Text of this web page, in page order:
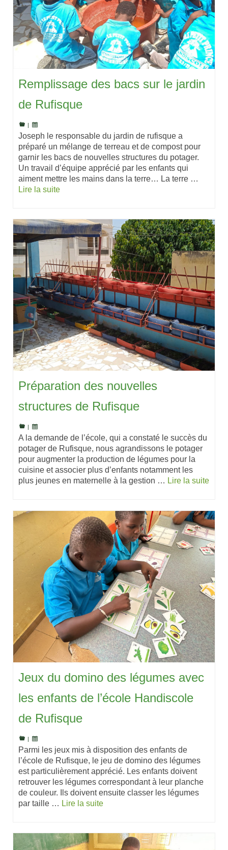
Remplissage des bacs sur le jardin
de Rufisque
Joseph le responsable du jardin de rufisque a
préparé un mélange de terreau et de compost pour
garnir les bacs de nouvelles structures du potager.
Un travail d’équipe apprécié par les enfants qui
aiment mettre les mains dans la terre… La terre …
Lire la suite
Préparation des nouvelles
structures de Rufisque
A la demande de l’école, qui a constaté le succès du
potager de Rufisque, nous agrandissons le potager
pour augmenter la production de légumes pour la
cuisine et associer plus d’enfants notamment les
plus jeunes en maternelle à la gestion … Lire la suite
Jeux du domino des légumes avec
les enfants de l’école Handiscole
de Rufisque
Parmi les jeux mis à disposition des enfants de
l’école de Rufisque, le jeu de domino des légumes
est particulièrement apprécié. Les enfants doivent
retrouver les légumes correspondant à leur planche
de couleur. Ils doivent ensuite classer les légumes
par taille … Lire la suite